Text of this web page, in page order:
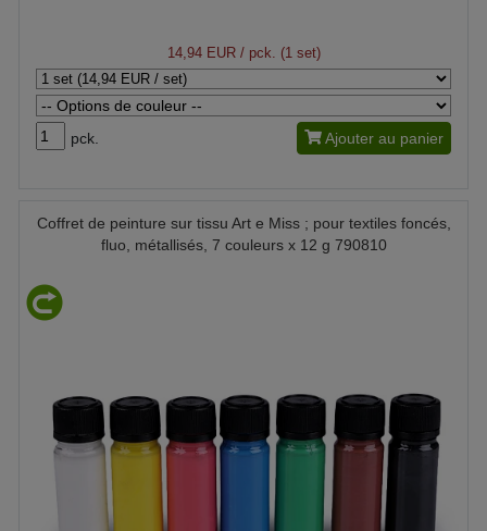
14,94 EUR/ pck. (1 set)
pck. Ajouter au panier
Coffret de peinture sur tissu Art e Miss ; pour textiles foncés,
fluo, métallisés, 7 couleurs x 12 g 790810